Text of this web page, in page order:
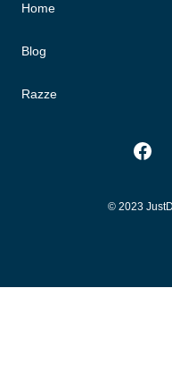
Home
Blog
Razze
© 2023